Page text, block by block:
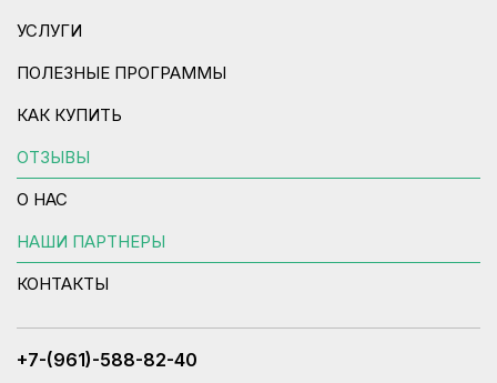
УСЛУГИ
ПОЛЕЗНЫЕ ПРОГРАММЫ
КАК КУПИТЬ
ОТЗЫВЫ
О НАС
НАШИ ПАРТНЕРЫ
КОНТАКТЫ
+7-(961)-588-82-40